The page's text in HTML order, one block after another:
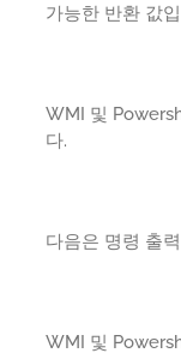
가능한 반환 값
WMI 및
다.
다음은 명령 출
WMI 및